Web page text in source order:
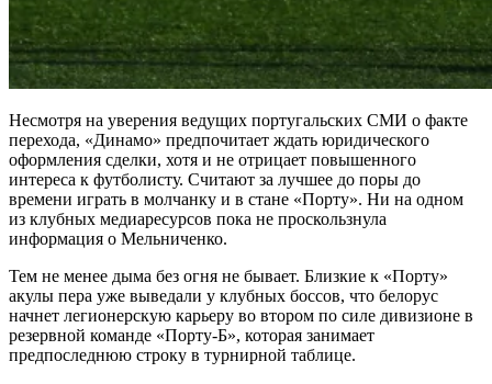
Несмотря на уверения ведущих португальских СМИ о факте
перехода, «Динамо» предпочитает ждать юридического
оформления сделки, хотя и не отрицает повышенного
интереса к футболисту. Считают за лучшее до поры до
времени играть в молчанку и в стане «Порту». Ни на одном
из клубных медиаресурсов пока не проскользнула
информация о Мельниченко.
Тем не менее дыма без огня не бывает. Близкие к «Порту»
акулы пера уже выведали у клубных боссов, что белорус
начнет легионерскую карьеру во втором по силе дивизионе в
резервной команде «Порту-Б», которая занимает
предпоследнюю строку в турнирной таблице.